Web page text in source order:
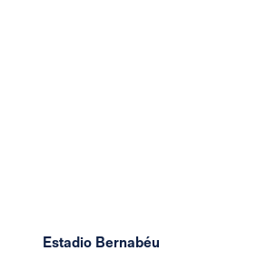
Estadio Bernabéu